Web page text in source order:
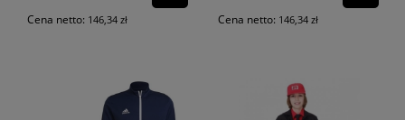
Cena netto: 146,34 zł Cena netto: 146,34 zł